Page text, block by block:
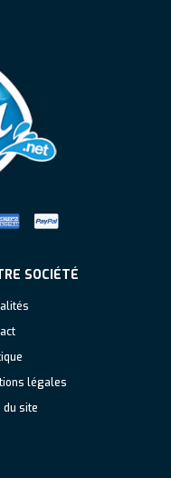
SOCIÉTÉ
légales
du site